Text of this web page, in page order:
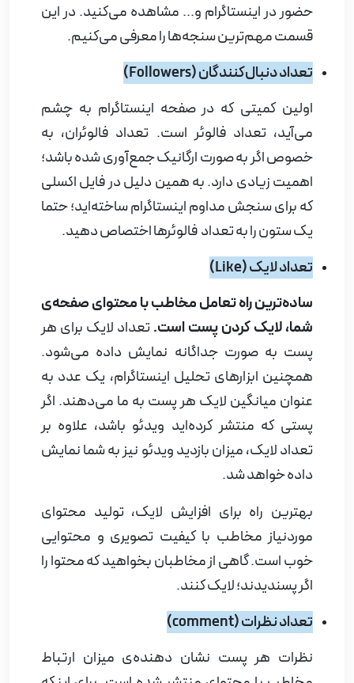
حضور در اینستاگرام و... مشاهده می‌کنید. در این
قسمت مهم‌ترین سنجه‌ها را معرفی می‌کنیم.
تعداد دنبال‌کنندگان (Followers
)
اولین کمیتی که در صفحه اینستاگرام به چشم
می‌آید، تعداد فالوئر است. تعداد فالوئران، به
خصوص اگر به صورت ارگانیک جمع‌آوری شده باشد؛
اهمیت زیادی دارد. به همین دلیل در فایل اکسلی
که برای سنجش مداوم اینستاگرام ساخته‌اید؛ حتما
یک ستون را به تعداد فالوئرها اختصاص دهید.
تعداد لایک (Like
)
ساده‌ترین راه تعامل مخاطب با محتوای صفحه‌ی
شما، لایک کردن پست است. تعداد لایک برای هر
پست به صورت جداگانه نمایش داده می‌شود.
همچنین ابزارهای تحلیل اینستاگرام، یک عدد به
عنوان میانگین لایک هر پست به ما می‌دهند. اگر
پستی که منتشر کرده‌اید ویدئو باشد، علاوه بر
تعداد لایک، میزان بازدید ویدئو نیز به شما نمایش
داده خواهد شد.
بهترین راه برای افزایش لایک، تولید محتوای
موردنیاز مخاطب با کیفیت تصویری و محتوایی
خوب است. گاهی از مخاطبان بخواهید که محتوا را
اگر پسندیدند؛ لایک کنند.
تعداد نظرات (comment
)
نظرات هر پست نشان دهنده‌ی میزان ارتباط